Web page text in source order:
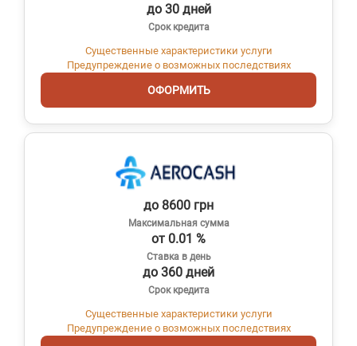
до 30 дней
Срок кредита
Существенные характеристики услуги
Предупреждение о возможных последствиях
ОФОРМИТЬ
до 8600 грн
Максимальная сумма
от 0.01 %
Ставка в день
до 360 дней
Срок кредита
Существенные характеристики услуги
Предупреждение о возможных последствиях